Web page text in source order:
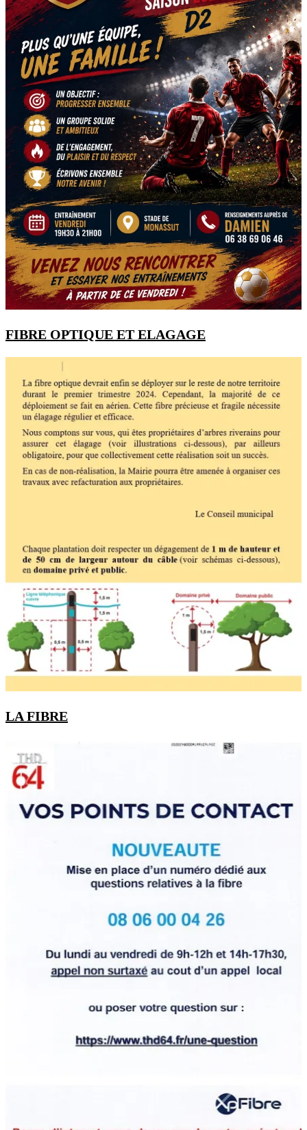
FIBRE OPTIQUE ET ELAGAGE
LA FIBRE